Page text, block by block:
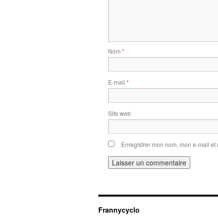
Nom *
E-mail *
Site web
Enregistrer mon nom, mon e-mail
Frannycyclo